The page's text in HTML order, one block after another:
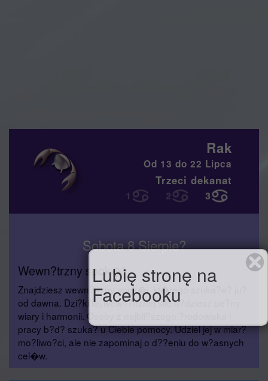
Rak
Od 13 do 22 Lipca
Trzeci dekanat
Sobota 8 Sierpie?
Wewn?trzny spok�j
Znajdziesz wewn?trzny spok�j, kt�rego szuka?e? ju?
od dawna. Dzi?ki tej wewn?trznej sile b?dziesz pe?ny
wiary i harmonii. Osoby z najbli?szego ?rodowiska i
pracy b?d? szuka? u Ciebie pomocy. Udziel jej w miar?
mo?liwo?ci, ale nie zapominaj o d??eniu do w?asnych
cel�w.
Lubię stronę na
Facebooku